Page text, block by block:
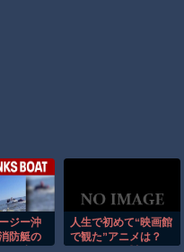
ジー沖
防艇の
人生で初めて“映画館
で観た”アニメは？